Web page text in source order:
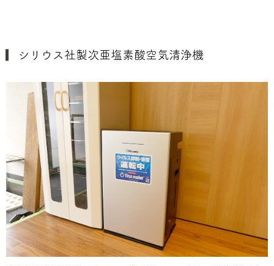
シリウス社製次亜塩素酸空気清浄機